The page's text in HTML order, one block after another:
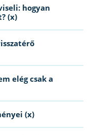
hogyan
(x)
elég csak a
(x)